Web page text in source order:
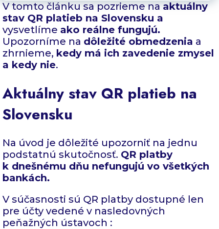
V tomto článku sa pozrieme naaktuálny
stav QR platieb na Slovensku a
vysvetlíme ako reálne fungujú.
Upozorníme na dôležité obmedzenia a
zhrnieme, kedy má ich zavedenie zmysel
a kedy nie.
Aktuálny stav QR platieb na
Slovensku
Na úvod je dôležité upozorniť na jednu
podstatnú skutočnosť. QR platby
k dnešnému dňu nefungujú vo všetkých
bankách.
V súčasnosti sú QR platby dostupné len
pre účty vedené v nasledovných
peňažných ústavoch :